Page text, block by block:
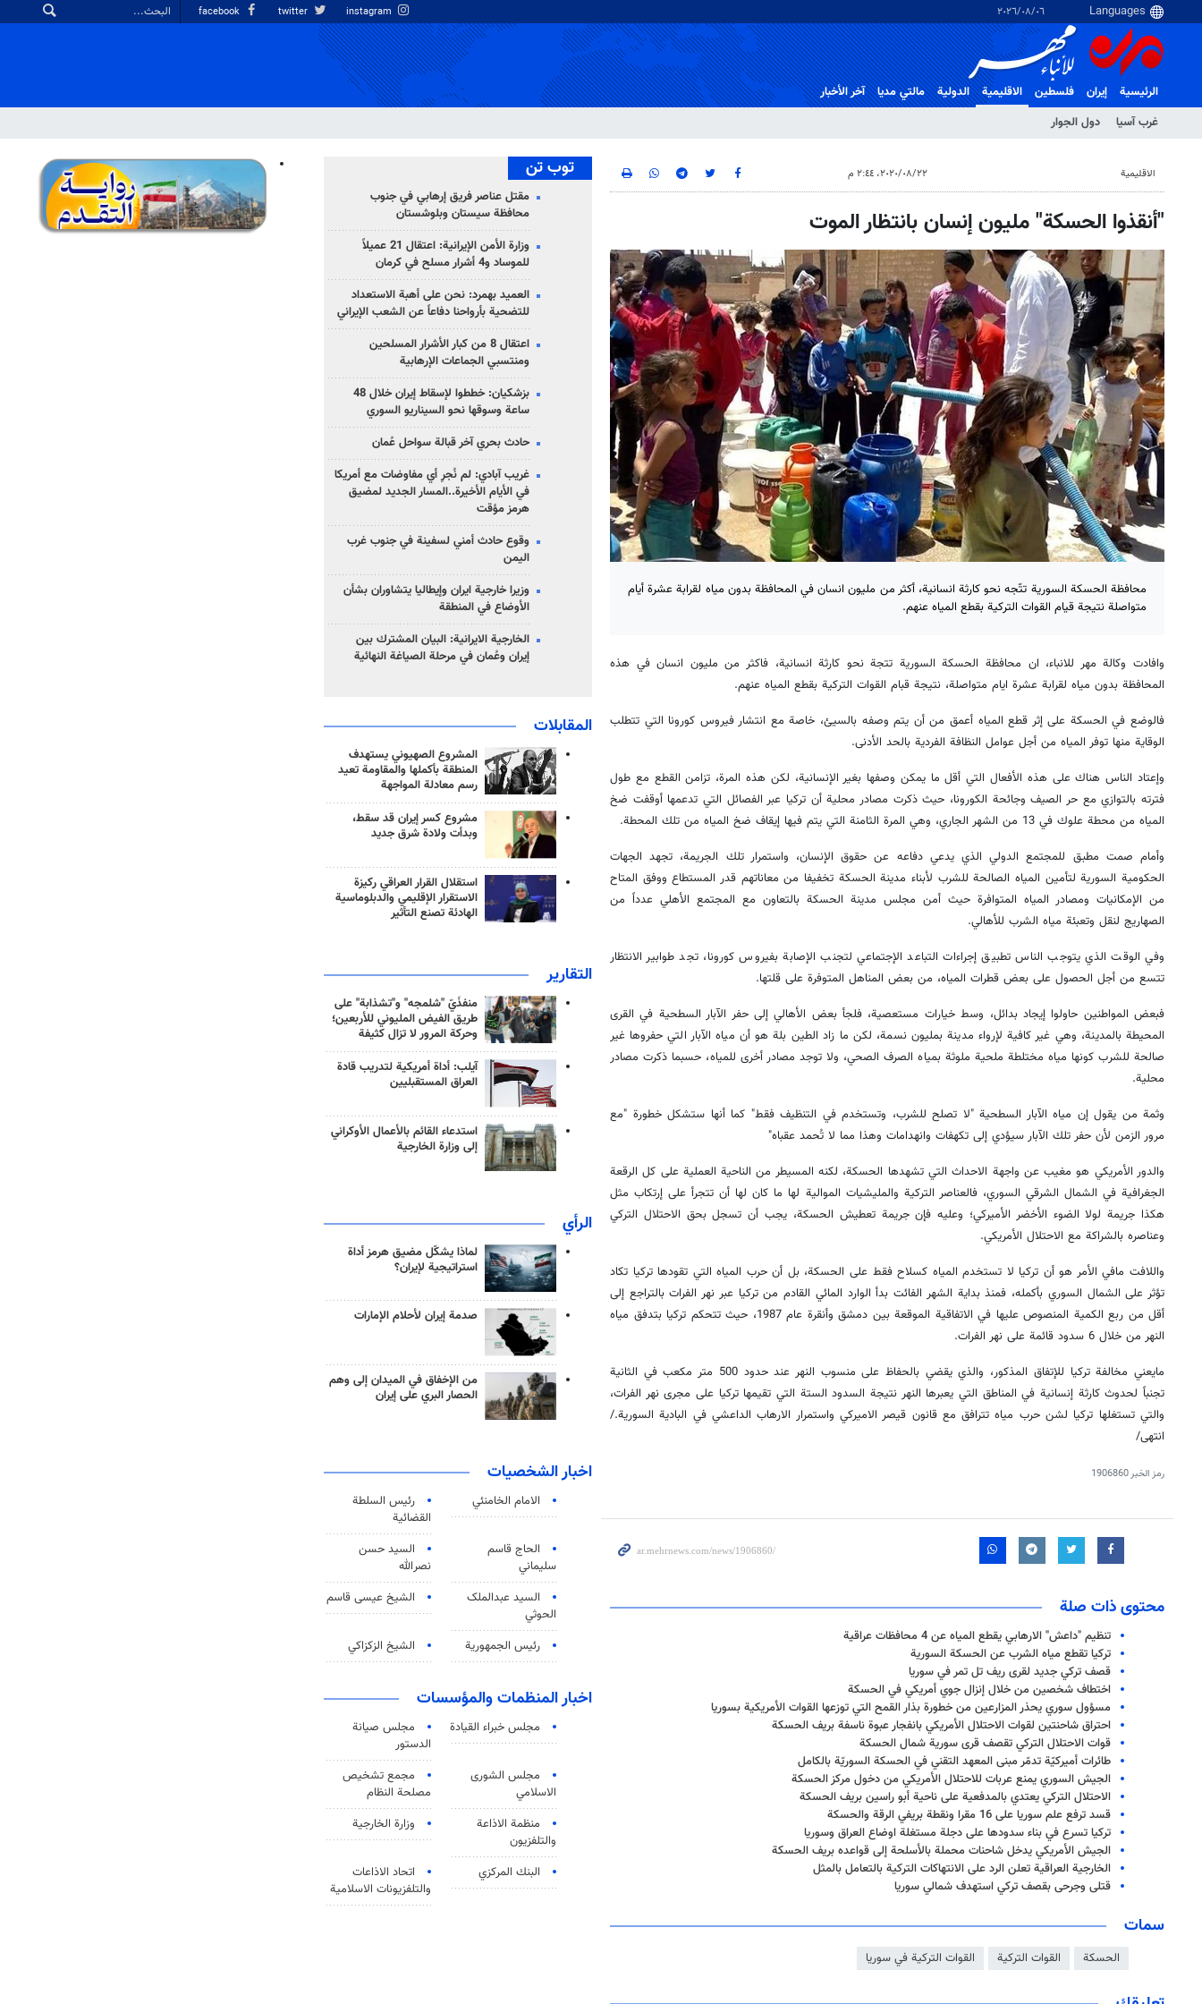
٠٦‏/٠٨‏/٢٠٢٦
الرئيسية إيران فلسطین
الاقلیمیة
غرب آسیا
دول الجوار
الدولية مالتي مدیا آخر الأخبار
الاقلیمیة ٢٢‏/٠٨‏/٢٠٢٠، ٢:٤٤ م
"أنقذوا الحسكة" مليون إنسان بانتظار الموت
محافظة الحسكة السورية تتّجه نحو كارثة انسانية، أكثر من مليون انسان في المحافظة بدون مياه لقرابة عشرة أيام
متواصلة نتيجة قيام القوات التركية بقطع المياه عنهم.
وافادت وكالة مهر للانباء، ان محافظة الحسكة السورية تتجة نحو كارثة انسانية، فاكثر من مليون انسان في هذه
المحافظة بدون مياه لقرابة عشرة ايام متواصلة، نتيجة قبام القوات التركية بقطع المياه عنهم.
فالوضع في الحسكة على إثر قطع المياه أعمق من أن يتم وصفه بالسيئ، خاصة مع انتشار فيروس كورونا التي تتطلب
الوقاية منها توفر المياه من أجل عوامل النظافة الفردية بالحد الأدنى.
وإعتاد الناس هناك على هذه الأفعال التي أقل ما يمكن وصفها بغير الإنسانية، لكن هذه المرة، تزامن القطع مع طول
فترته بالتوازي مع حر الصيف وجائحة الكورونا، حيث ذكرت مصادر محلية أن تركيا عبر الفصائل التي تدعمها أوقفت ضخ
المياه من محطة علوك في 13 من الشهر الجاري، وهي المرة الثامنة التي يتم فيها إيقاف ضخ المياه من تلك المحطة.
وأمام صمت مطبق للمجتمع الدولي الذي يدعي دفاعه عن حقوق الإنسان، واستمرار تلك الجريمة، تجهد الجهات
الحكومية السورية لتأمين المياه الصالحة للشرب لأبناء مدينة الحسكة تخفيفا من معاناتهم قدر المستطاع ووفق المتاح
من الإمكانيات ومصادر المياه المتوافرة حيث أمن مجلس مدينة الحسكة بالتعاون مع المجتمع الأهلي عدداً من
الصهاريج لنقل وتعبئة مياه الشرب للأهالي.
وفي الوقت الذي يتوجب الناس تطبيق إجراءات التباعد الإجتماعي لتجنب الإصابة بفيروس كورونا، تجد طوابير الانتظار
تتسع من أجل الحصول على بعض قطرات المياه، من بعض المناهل المتوفرة على قلتها.
فبعض المواطنين حاولوا إيجاد بدائل، وسط خيارات مستعصية، فلجأ بعض الأهالي إلى حفر الآبار السطحية في القرى
المحيطة بالمدينة، وهي غير كافية لإرواء مدينة بمليون نسمة، لكن ما زاد الطين بلة هو أن مياه الآبار التي حفروها غير
صالحة للشرب كونها مياه مختلطة ملحية ملوثة بمياه الصرف الصحي، ولا توجد مصادر أخرى للمياه، حسبما ذكرت مصادر
محلية.
وثمة من يقول إن مياه الآبار السطحية "لا تصلح للشرب، وتستخدم في التنظيف فقط" كما أنها ستشكل خطورة "مع
مرور الزمن لأن حفر تلك الآبار سيؤدي إلى تكهفات وانهدامات وهذا مما لا تُحمد عقباه"
والدور الأمريكي هو مغيب عن واجهة الاحداث التي تشهدها الحسكة، لكنه المسيطر من الناحية العملية على كل الرقعة
الجغرافية في الشمال الشرقي السوري، فالعناصر التركية والمليشيات الموالية لها ما كان لها أن تتجرأ على إرتكاب مثل
هكذا جريمة لولا الضوء الأخضر الأميركي؛ وعليه فإن جريمة تعطيش الحسكة، يجب أن تسجل بحق الاحتلال التركي
وعناصره بالشراكة مع الاحتلال الأمريكي.
واللافت مافي الأمر هو أن تركيا لا تستخدم المياه كسلاح فقط على الحسكة، بل أن حرب المياه التي تقودها تركيا تكاد
تؤثر على الشمال السوري بأكمله، فمنذ بداية الشهر الفائت بدأ الوارد المائي القادم من تركيا عبر نهر الفرات بالتراجع إلى
أقل من ربع الكمية المنصوص عليها في الاتفاقية الموقعة بين دمشق وأنقرة عام 1987، حيث تتحكم تركيا بتدفق مياه
النهر من خلال 6 سدود قائمة على نهر الفرات.
مايعني مخالفة تركيا للإتفاق المذكور، والذي يقضي بالحفاظ على منسوب النهر عند حدود 500 متر مكعب في الثانية
تجنباً لحدوث كارثة إنسانية في المناطق التي يعبرها النهر نتيجة السدود الستة التي تقيمها تركيا على مجرى نهر الفرات،
والتي تستغلها تركيا لشن حرب مياه تترافق مع قانون قيصر الاميركي واستمرار الارهاب الداعشي في البادية السورية./
انتهى/
رمز الخبر1906860
محتوى ذات صلة
تنظيم "داعش" الارهابي يقطع المياه عن 4 محافظات عراقية
تركيا تقطع مياه الشرب عن الحسكة السورية
قصف تركي جديد لقرى ريف تل تمر في سوريا
اختطاف شخصين من خلال إنزال جوي أمريكي في الحسكة
مسؤول سوري يحذر المزارعين من خطورة بذار القمح التي توزعها القوات الأمريكية بسوريا
احتراق شاحنتين لقوات الاحتلال الأمريكي بانفجار عبوة ناسفة بريف الحسكة
قوات الاحتلال التركي تقصف قرى سورية شمال الحسكة
طائرات أميركيّة تدمّر مبنى المعهد التقني في الحسكة السوريّة بالكامل
الجيش السوري يمنع عربات للاحتلال الأمريكي من دخول مركز الحسكة
الاحتلال التركي يعتدي بالمدفعية على ناحية أبو راسين بريف الحسكة
قسد ترفع علم سوريا على 16 مقرا ونقطة بريفي الرقة والحسكة
تركيا تسرع في بناء سدودها على دجلة مستغلة اوضاع العراق وسوريا
الجيش الأمريكي يدخل شاحنات محملة بالأسلحة إلى قواعده بريف الحسكة
الخارجية العراقية تعلن الرد على الانتهاكات التركية بالتعامل بالمثل
قتلى وجرحى بقصف تركي استهدف شمالي سوريا
سمات
الحسكة القوات التركية القوات التركية في سوريا
توب تن
مقتل عناصر فريق إرهابي في جنوب
محافظة سيستان وبلوشستان
وزارة الأمن الإيرانية: اعتقال 21 عميلاً
للموساد و4 أشرار مسلح في كرمان
العميد بهمرد: نحن على أهبة الاستعداد
للتضحية بأرواحنا دفاعاً عن الشعب الإيراني
اعتقال 8 من كبار الأشرار المسلحين
ومنتسبي الجماعات الإرهابية
بزشكيان: خططوا لإسقاط إيران خلال 48
ساعة وسوقها نحو السيناريو السوري
حادث بحري آخر قبالة سواحل عُمان
غريب آبادي: لم نُجرِ أي مفاوضات مع أمريكا
في الأيام الأخيرة..المسار الجديد لمضيق
هرمز مؤقت
وقوع حادث أمني لسفينة في جنوب غرب
اليمن
وزيرا خارجية ايران وإيطاليا يتشاوران بشأن
الأوضاع في المنطقة
الخارجية الايرانية: البيان المشترك بين
إيران وعُمان في مرحلة الصياغة النهائية
المقابلات
المشروع الصهيوني يستهدف
المنطقة بأكملها والمقاومة تعيد
رسم معادلة المواجهة
مشروع كسر إيران قد سقط،
وبدأت ولادة شرق جديد
استقلال القرار العراقي ركيزة
الاستقرار الإقليمي والدبلوماسية
الهادئة تصنع التأثير
التقارير
منفذَيّ "شلمجه" و"تشذابة" على
طريق الفيض المليوني للأربعين؛
وحركة المرور لا تزال كثيفة
آيلب: أداة أمريكية لتدريب قادة
العراق المستقبليين
استدعاء القائم بالأعمال الأوكراني
إلى وزارة الخارجية
الرأي
لماذا يشكّل مضيق هرمز أداة
استراتيجية لإيران؟
صدمة إيران لأحلام الإمارات
من الإخفاق في الميدان إلى وهم
الحصار البري على إيران
اخبار الشخصيات
الامام الخامنئي
رئیس السلطة
القضائیة
الحاج قاسم
سليماني
السيد حسن
نصرالله
السید عبدالملک
الحوثي
الشيخ عيسى قاسم
رئيس الجمهورية الشيخ الزكزاكي
اخبار المنظمات والمؤسسات
مجلس خبراء القيادة
مجلس صيانة
الدستور
مجلس الشورى
الاسلامي
مجمع تشخيص
مصلحة النظام
منظمة الاذاعة
والتلفزیون
وزارة الخارجية
البنك المركزي
اتحاد الاذاعات
والتلفزيونات الاسلامية